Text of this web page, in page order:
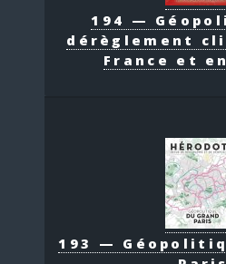
194 —
dérèglement
France et
193 —